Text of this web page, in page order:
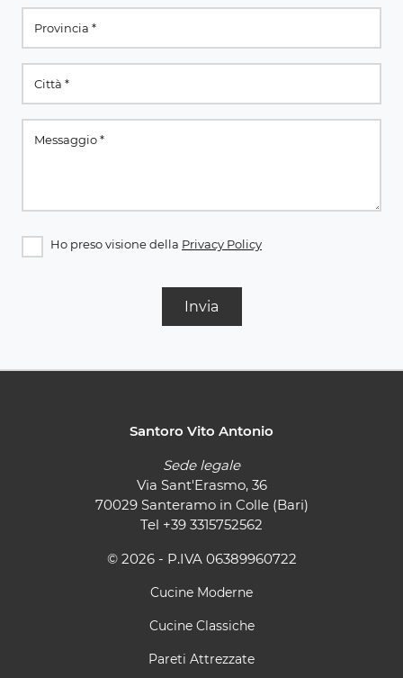
Ho preso visione della Privacy Policy
Invia
Santoro Vito Antonio
Sede legale
Via Sant'Erasmo, 36
70029 Santeramo in Colle (Bari)
Tel +39 3315752562
© 2026 - P.IVA 06389960722
Cucine Moderne
Cucine Classiche
Pareti Attrezzate